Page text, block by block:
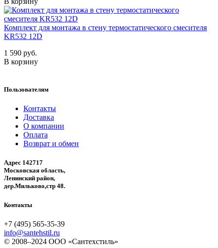
Комплект для монтажа в стену термостатического смесителя
KR532 12D
1 590 руб.
В корзину
Пользователям
Контакты
Доставка
О компании
Оплата
Возврат и обмен
Адрес 142717
Московская область,
Ленинский район,
дер.Мильково,стр 48.
Контакты
+7 (495) 565-35-39
info@santehstil.ru
© 2008–2024 ООО «Сантехстиль»